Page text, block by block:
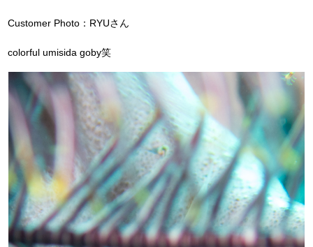
Customer Photo：RYUさん
colorful umisida goby笑